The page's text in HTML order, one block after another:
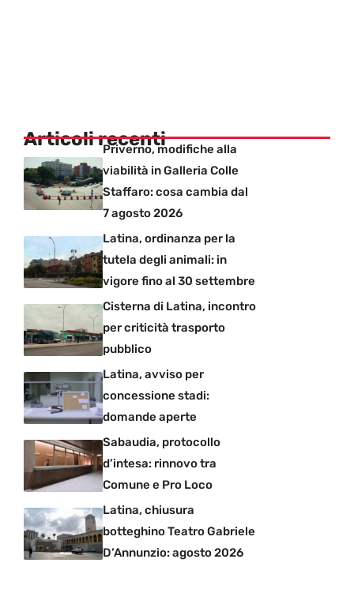
Articoli recentiPriverno, modifiche alla
viabilità in Galleria Colle
Staffaro: cosa cambia dal
7 agosto 2026
Latina, ordinanza per la
tutela degli animali: in
vigore fino al 30 settembre
Cisterna di Latina, incontro
per criticità trasporto
pubblico
Latina, avviso per
concessione stadi:
domande aperte
Sabaudia, protocollo
d’intesa: rinnovo tra
Comune e Pro Loco
Latina, chiusura
botteghino Teatro Gabriele
D’Annunzio: agosto 2026